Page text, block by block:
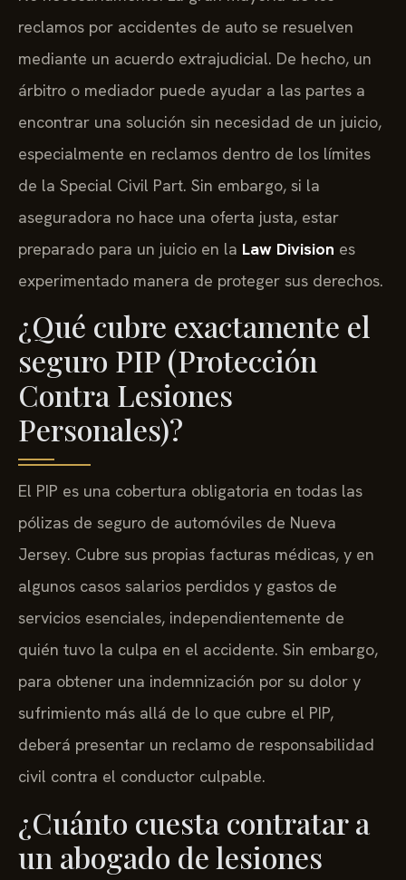
reclamos por accidentes de auto se resuelven
mediante un acuerdo extrajudicial. De hecho, un
árbitro o mediador puede ayudar a las partes a
encontrar una solución sin necesidad de un juicio,
especialmente en reclamos dentro de los límites
de la Special Civil Part. Sin embargo, si la
aseguradora no hace una oferta justa, estar
preparado para un juicio en la Law Division es
experimentado manera de proteger sus derechos.
¿Qué cubre exactamente el
seguro PIP (Protección
Contra Lesiones
Personales)?
El PIP es una cobertura obligatoria en todas las
pólizas de seguro de automóviles de Nueva
Jersey. Cubre sus propias facturas médicas, y en
algunos casos salarios perdidos y gastos de
servicios esenciales, independientemente de
quién tuvo la culpa en el accidente. Sin embargo,
para obtener una indemnización por su dolor y
sufrimiento más allá de lo que cubre el PIP,
deberá presentar un reclamo de responsabilidad
civil contra el conductor culpable.
¿Cuánto cuesta contratar a
un abogado de lesiones